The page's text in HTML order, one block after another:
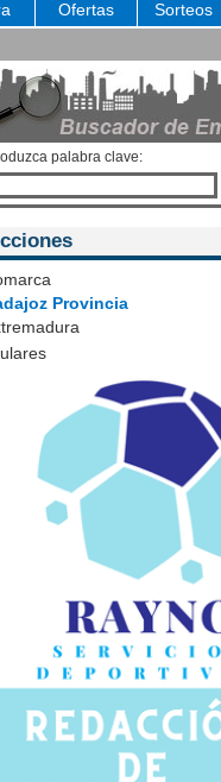
Ofertas Sorteos
palabra clave:
Provincia